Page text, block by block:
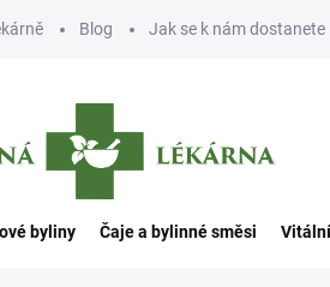
Blog Jak se k nám dostanete
byliny Čaje a bylinné směsi